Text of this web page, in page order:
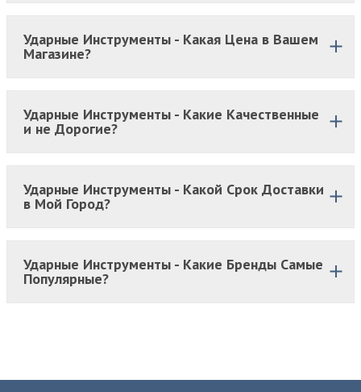
Ударные Инструменты - Какая Цена в Вашем
Магазине?
Ударные Инструменты - Какие Качественные
и не Дорогие?
Ударные Инструменты - Какой Срок Доставки
в Мой Город?
Ударные Инструменты - Какие Бренды Самые
Популярные?